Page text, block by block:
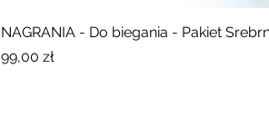
NAGRANIA - Do biegania - Pakiet
Cena
99,00 zł